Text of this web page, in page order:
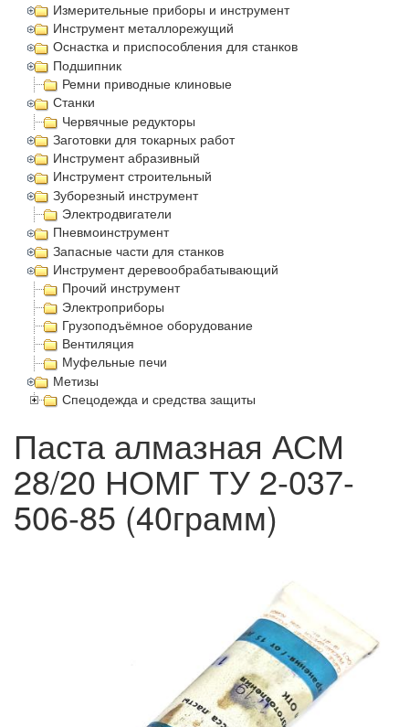
Измерительные приборы и инструмент
Инструмент металлорежущий
Оснастка и приспособления для станков
Подшипник
Ремни приводные клиновые
Станки
Червячные редукторы
Заготовки для токарных работ
Инструмент абразивный
Инструмент строительный
Зуборезный инструмент
Электродвигатели
Пневмоинструмент
Запасные части для станков
Инструмент деревообрабатывающий
Прочий инструмент
Электроприборы
Грузоподъёмное оборудование
Вентиляция
Муфельные печи
Метизы
Спецодежда и средства защиты
Паста алмазная АСМ
28/20 НОМГ ТУ 2-037-
506-85 (40грамм)